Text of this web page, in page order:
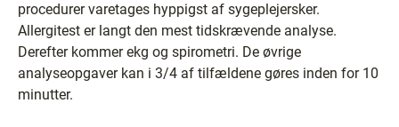
procedurer varetages hyppigst af sygeplejersker.
Allergitest er langt den mest tidskrævende analyse.
Derefter kommer ekg og spirometri. De øvrige
analyseopgaver kan i 3/4 af tilfældene gøres inden for 10
minutter.